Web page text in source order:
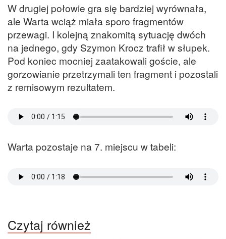
W drugiej połowie gra się bardziej wyrównała,
ale Warta wciąż miała sporo fragmentów
przewagi. I kolejną znakomitą sytuację dwóch
na jednego, gdy Szymon Krocz trafił w słupek.
Pod koniec mocniej zaatakowali goście, ale
gorzowianie przetrzymali ten fragment i pozostali
z remisowym rezultatem.
Warta pozostaje na 7. miejscu w tabeli:
Czytaj również